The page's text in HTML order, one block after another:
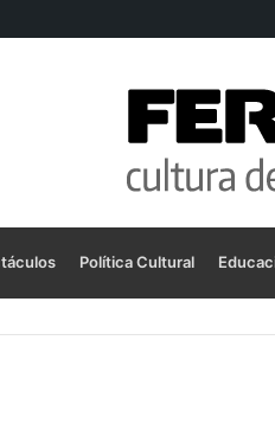
Política Cultural